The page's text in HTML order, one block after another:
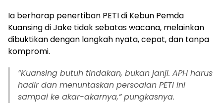
Ia berharap penertiban PETI di Kebun Pemda
Kuansing di Jake tidak sebatas wacana, melainkan
dibuktikan dengan langkah nyata, cepat, dan tanpa
kompromi.
“Kuansing butuh tindakan, bukan janji. APH harus
hadir dan menuntaskan persoalan PETI ini
sampai ke akar-akarnya,” pungkasnya.